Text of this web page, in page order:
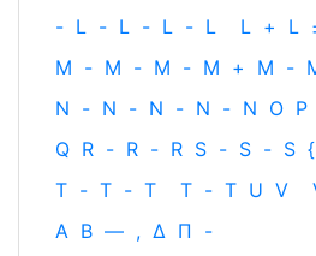
- L - L - L - L L + L
M - M - M - M + M -
N - N - N - N - N O P
Q R - R - R S - S - S {
T - T - T T - T U V
Α Β — , Δ Π -